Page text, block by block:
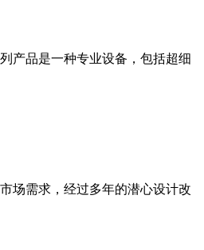
产品是一种专业设备，包括超细
场需求，经过多年的潜心设计改